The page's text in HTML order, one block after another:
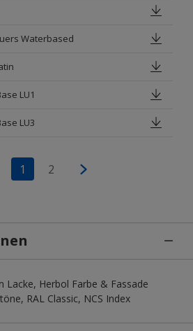
Waterbased
LU1
LU3
1 2
Lacke, Herbol Farbe & Fassade
RAL Classic, NCS Index